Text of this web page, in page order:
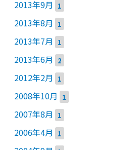
2013年9月 1
2013年8月 1
2013年7月 1
2013年6月 2
2012年2月 1
2008年10月 1
2007年8月 1
2006年4月 1